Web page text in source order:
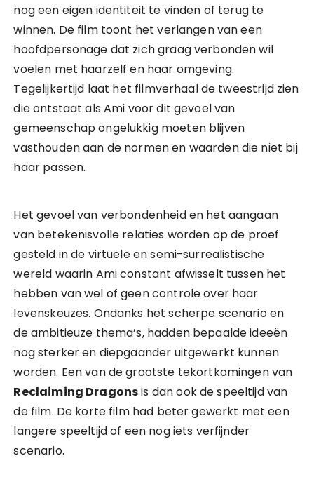
nog een eigen identiteit te vinden of terug te
winnen. De film toont het verlangen van een
hoofdpersonage dat zich graag verbonden wil
voelen met haarzelf en haar omgeving.
Tegelijkertijd laat het filmverhaal de tweestrijd zien
die ontstaat als Ami voor dit gevoel van
gemeenschap ongelukkig moeten blijven
vasthouden aan de normen en waarden die niet bij
haar passen.
Het gevoel van verbondenheid en het aangaan
van betekenisvolle relaties worden op de proef
gesteld in de virtuele en semi-surrealistische
wereld waarin Ami constant afwisselt tussen het
hebben van wel of geen controle over haar
levenskeuzes. Ondanks het scherpe scenario en
de ambitieuze thema’s, hadden bepaalde ideeën
nog sterker en diepgaander uitgewerkt kunnen
worden. Een van de grootste tekortkomingen van
Reclaiming Dragonsis dan ook de speeltijd van
de film. De korte film had beter gewerkt met een
langere speeltijd of een nog iets verfijnder
scenario.